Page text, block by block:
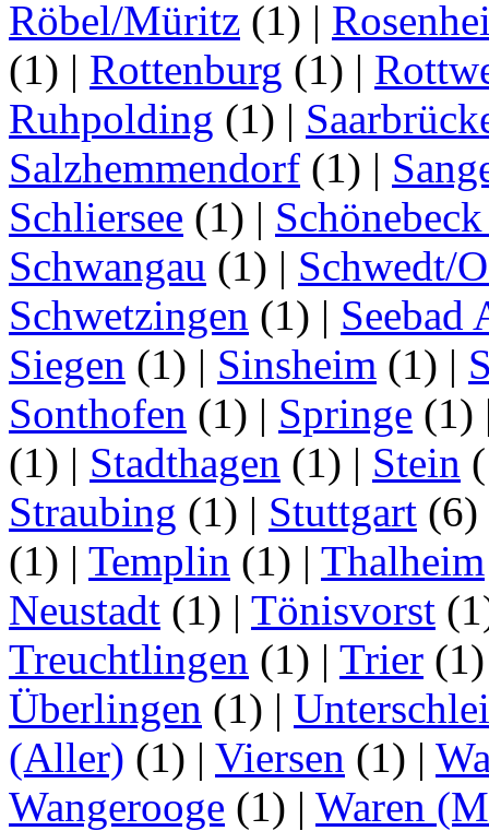
Röbel/Müritz (1) |
(1) | Rottenburg (1) |
Ruhpolding (1) |
Salzhemmendorf (1) |
Schliersee (1) |
Schwangau (1) | Schwedt/
Schwetzingen (1) | Seebad
Siegen (1) | Sinsheim (1) |
Sonthofen (1) | Springe (1)
(1) | Stadthagen (1) | Stein
Straubing (1) | Stuttgart (6)
(1) | Templin (1) | Thalheim
Neustadt (1) | Tönisvorst
Treuchtlingen (1) | Trier
Überlingen (1) |
(Aller) (1) | Viersen (1) |
Wangerooge (1) | Waren